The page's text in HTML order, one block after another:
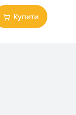
Купити